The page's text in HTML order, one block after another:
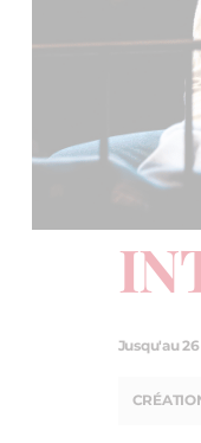
Jusqu'au 26